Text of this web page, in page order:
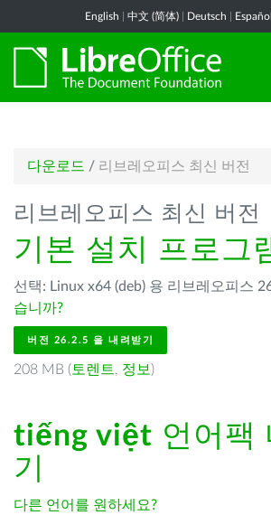
English 中文 (简体) Deutsch Español
다운로드 / 리브레오피스 최신 버전
리브레오피스 최신 버전
기본 설치 프로그
선택: Linux x64 (deb) 용 리브레오피스
습니까?
버전 26.2.5 을 내려받기
208 MB ( 토렌트, 정보 )
tiếng việt 언어팩
기
다른 언어를 원하세요?